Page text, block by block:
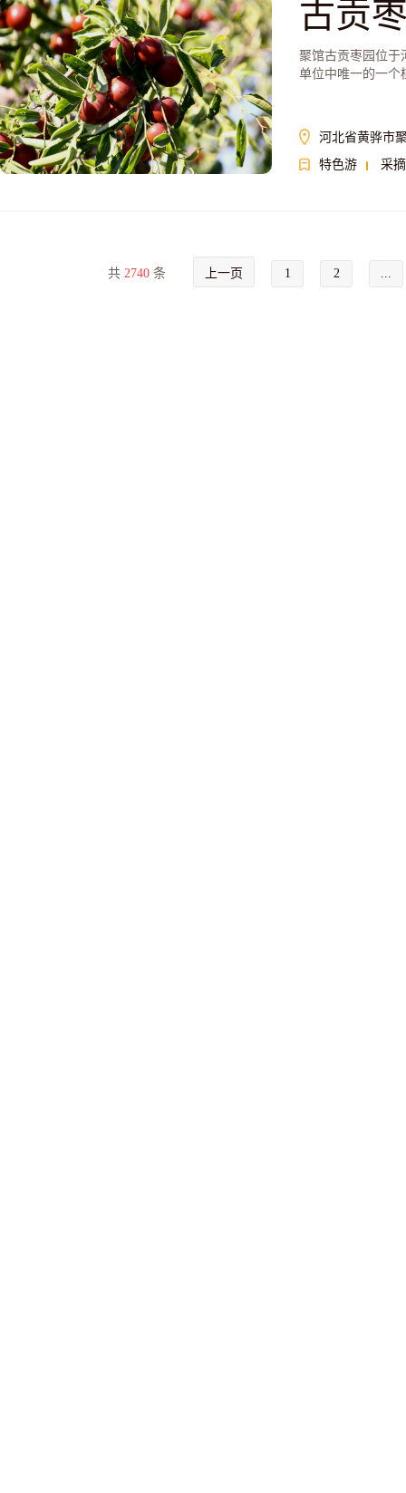
古贡
聚馆古贡枣园位于
单位中唯一的一个
河北省黄骅市
特色游
采摘
共 2740 条 上一页 1 2 ...